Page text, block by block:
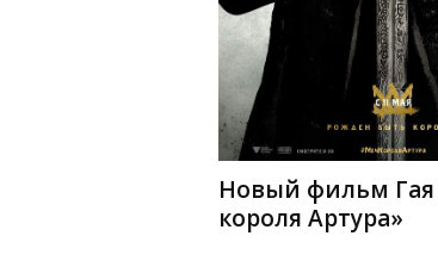
Новый фильм
короля Артура»